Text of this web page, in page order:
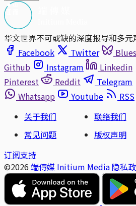
华文世界不可或缺的深度报导和多元
Facebook
Twitter
Github
Instagram Linkedin
Pinterest
Reddit Telegram
Whatsapp
Youtube
RSS
关于我们
联络我们
常见问题
版权声明
订阅支持
©2026 端傳媒 Initium Media 隐私